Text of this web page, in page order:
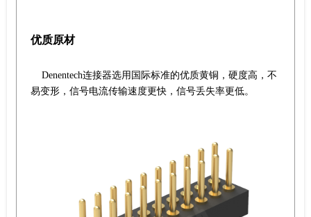
优质原材
Denentech连接器选用国际标准的优质黄铜，硬度高，不
易变形，信号电流传输速度更快，信号丢失率更低。